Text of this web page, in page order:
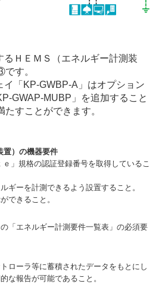
るＨＥＭＳ（エネルギー計測装
す。
イ「KP-GWBP-A」はオプション
GWAP-MUBP」を追加すること
すことができます。
）の機器要件
ｅ」規格の認証登録番号を取得しているこ
ギーを計測できるよう設置すること。
できること。
「エネルギー計測要件一覧表」の必須要
ローラ等に蓄積されたデータをもとにし
な報告が可能であること。